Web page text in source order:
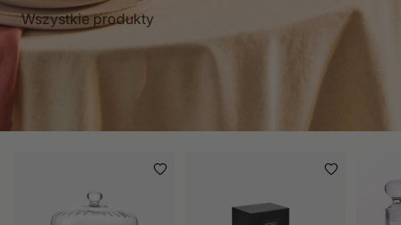
Wszystkie produkty